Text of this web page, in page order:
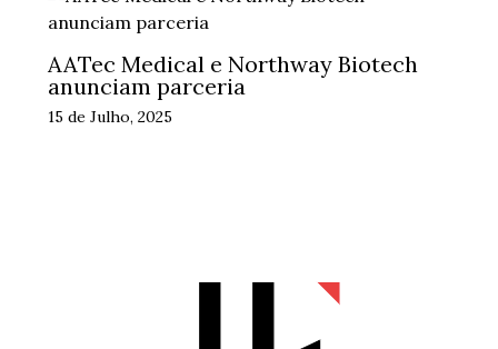
AATec Medical e Northway Biotech
anunciam parceria
15 de Julho, 2025